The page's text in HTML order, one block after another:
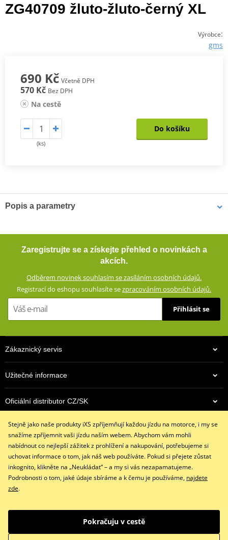
ZG40709 žluto-žluto-černý XL
Výrobce:
gms
690 Kč Včetně DPH
570 Kč Bez DPH
Na cestě
(ks)
Do košíku
Popis a parametry
Krátké textilní rukavice se strečového materiálu se skvěle
přizpůsobí pohybům ruky, takže neomezují jezdce. Jsou prodyšné.
Textilní rukavice ze směsového materiálu (60% polyuretan, 40%
polyester)
Všitý skořepinový chránič kloubů ruky
Zdvojený materiál na dlani
Všité pěnové chrániče
size chart GMS
Zaregistrujte se a získejte přehled o novinkách a
akcích.
Odběrem novinek souhlasím se zasíláním osobních údajů.
Registrací do eshopu souhlasíte sezpracováním osobních údajů.
Přihlásit se
Zákaznický servis
Užitečné informace
Oficiální distributor CZ/SK
Kontaktujte nás
info@ixs-motopoint.cz
Po - Pá (8:00 - 16:30)
Copyright © 2026 www.ixs-motopoint.cz
Stejně jako naše produkty iXS zpříjemňují každou jízdu na motorce, i my se
snažíme zpříjemnit vaši jízdu naším webem. Abychom vám mohli
nabídnout co nejlepší zážitek z prohlížení a nakupování, potřebujeme si
uchovat informace o tom, jak náš web používáte. Pokud si přejete zůstat
inkognito, klikněte na „Neukládat“ – a my si vás nezapamatujeme.
Podrobnosti o tom, jaké údaje sbíráme a k čemu je používáme, najdete
zde.
Pokračuju v cestě